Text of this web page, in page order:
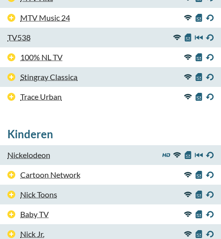
MTV Music 24
TV538
100% NL TV
Stingray Classica
Trace Urban
Kinderen
Nickelodeon
Cartoon Network
Nick Toons
Baby TV
Nick Jr.